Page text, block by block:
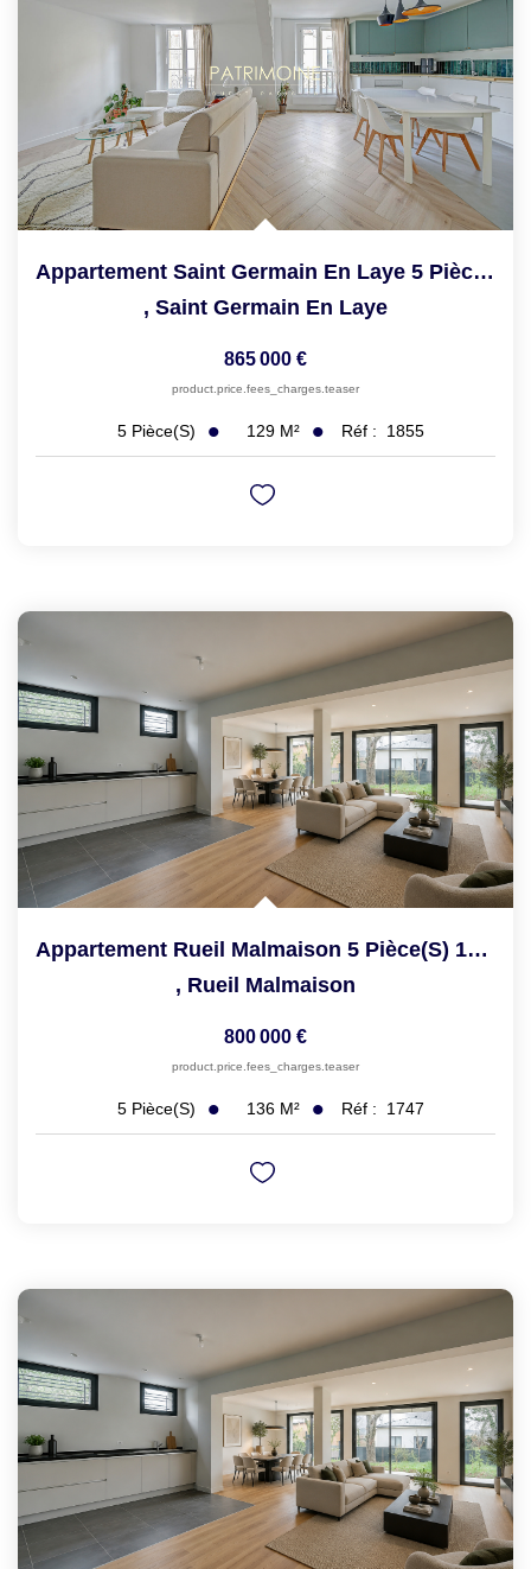
Appartement Saint Germain En Laye 5 Pièce(s) 97.72 M2
, Saint Germain En Laye
865 000 €
product.price.fees_charges.teaser
5 Pièce(s) 129 M² Réf : 1855
Appartement Rueil Malmaison 5 Pièce(s) 136 M2
, Rueil Malmaison
800 000 €
product.price.fees_charges.teaser
5 Pièce(s) 136 M² Réf : 1747